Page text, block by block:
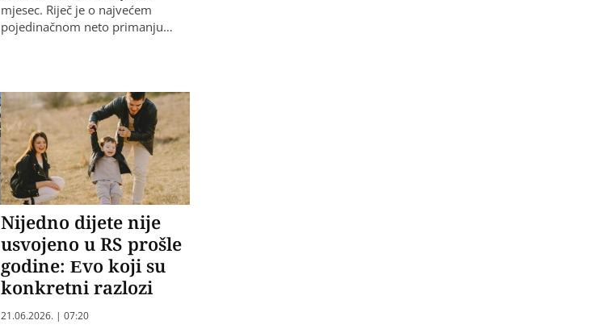
mjesec. Riječ je o najvećem
pojedinačnom neto primanju…
Nijedno dijete nije
usvojeno u RS prošle
godine: Evo koji su
konkretni razlozi
21.06.2026. | 07:20